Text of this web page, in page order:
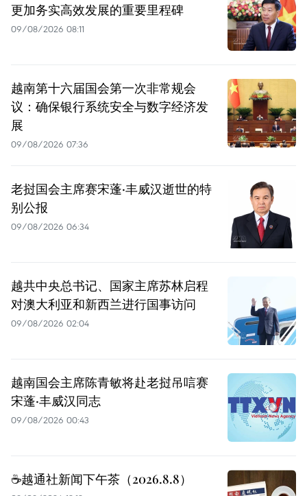
更加务实高效发展的重要里程碑
09/08/2026 08:11
越南第十六届国会第一次非常规会
议：确保银行系统安全与数字经济发
展
09/08/2026 07:36
老挝国会主席赛宋蓬·丰威汉逝世的特
别公报
09/08/2026 06:34
越共中央总书记、国家主席苏林启程
对澳大利亚和新西兰进行国事访问
09/08/2026 02:04
越南国会主席陈青敏将赴老挝吊唁赛
宋蓬·丰威汉同志
09/08/2026 00:43
☕️越通社新闻下午茶（2026.8.8）